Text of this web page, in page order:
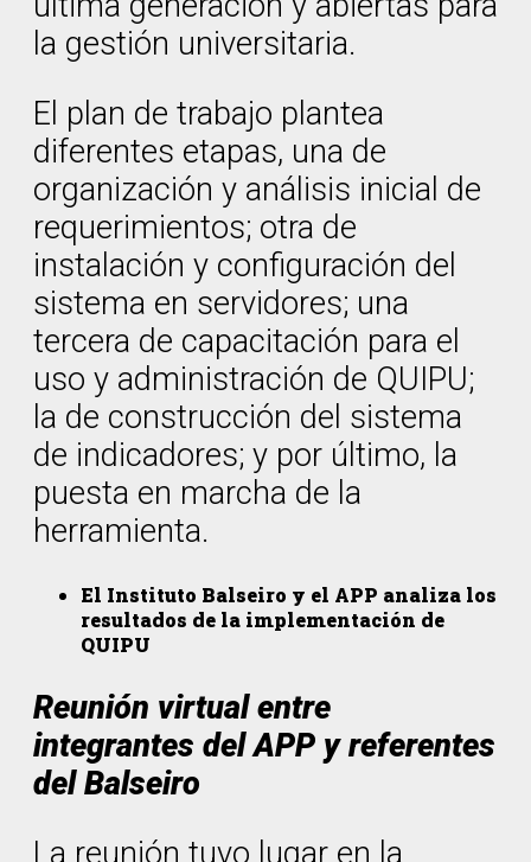
la gestión universitaria.
El plan de trabajo plantea
diferentes etapas, una de
organización y análisis inicial de
requerimientos; otra de
instalación y configuración del
sistema en servidores; una
tercera de capacitación para el
uso y administración de QUIPU;
la de construcción del sistema
de indicadores; y por último, la
puesta en marcha de la
herramienta.
El Instituto Balseiro y el APP analiza los
resultados de la implementación de
QUIPU
Reunión virtual entre
integrantes del APP y referentes
del Balseiro
La reunión tuvo lugar en la